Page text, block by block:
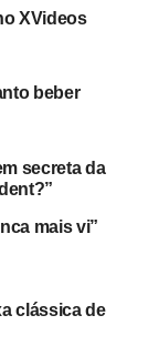
é o
dawn fades.
e ela
com James
na época. Ele
direita,
de uma Nova
nova
discursos de
XVideos
beber
secreta da
mais vi”
clássica de